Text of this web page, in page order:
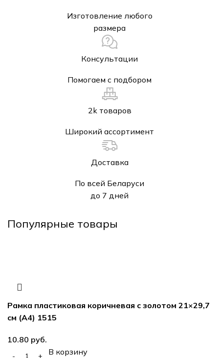
Изготовление любого
размера
Консультации
Помогаем с подбором
2k товаров
Широкий ассортимент
Доставка
По всей Беларуси
до 7 дней
Популярные товары
Рамка пластиковая коричневая с золотом 21×29,7
см (А4) 1515
руб.
В корзину